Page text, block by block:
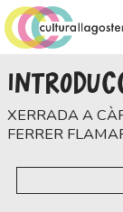
XERRADA A
FERRER